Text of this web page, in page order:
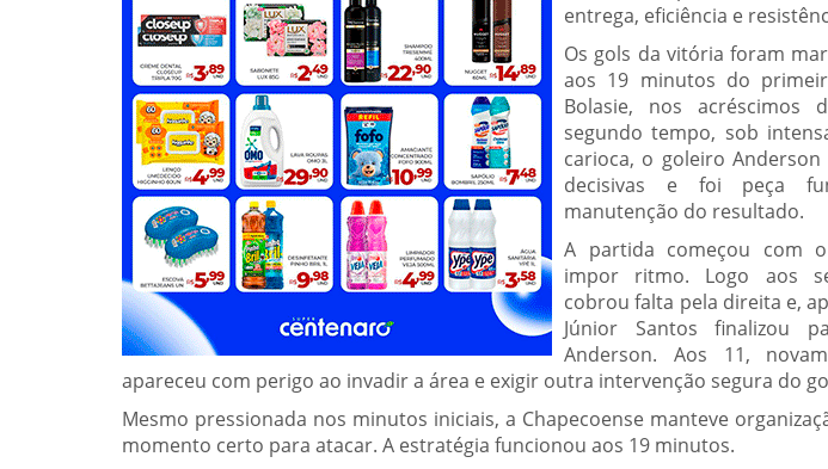
entrega, eficiência e
Os gols da vitória foram
aos 19 minutos do
Bolasie, nos acréscimos
segundo tempo, sob
carioca, o goleiro
decisivas e foi peça
manutenção do resultado.
A partida começou com
impor ritmo. Logo aos
cobrou falta pela direita e,
Júnior Santos finalizou
Anderson. Aos 11,
apareceu com perigo ao invadir a área e exigir outra intervenção segura do
Mesmo pressionada nos minutos iniciais, a Chapecoense manteve
momento certo para atacar. A estratégia funcionou aos 19 minutos.